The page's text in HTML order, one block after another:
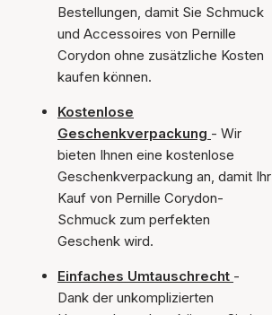
Bestellungen, damit Sie Schmuck
und Accessoires von Pernille
Corydon ohne zusätzliche Kosten
kaufen können.
Kostenlose
Geschenkverpackung - Wir
bieten Ihnen eine kostenlose
Geschenkverpackung an, damit Ihr
Kauf von Pernille Corydon-
Schmuck zum perfekten
Geschenk wird.
Einfaches Umtauschrecht -
Dank der unkomplizierten